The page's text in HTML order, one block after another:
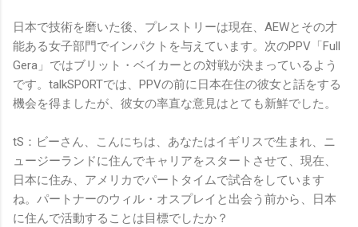
日本で技術を磨いた後、プレストリーは現在、AEWとその才
能ある女子部門でインパクトを与えています。次のPPV「Full
Gera」ではブリット・ベイカーとの対戦が決まっているよう
です。talkSPORTでは、PPVの前に日本在住の彼女と話をする
機会を得ましたが、彼女の率直な意見はとても新鮮でした。
tS：ビーさん、こんにちは、あなたはイギリスで生まれ、ニ
ュージーランドに住んでキャリアをスタートさせて、現在、
日本に住み、アメリカでパートタイムで試合をしています
ね。パートナーのウィル・オスプレイと出会う前から、日本
に住んで活動することは目標でしたか？